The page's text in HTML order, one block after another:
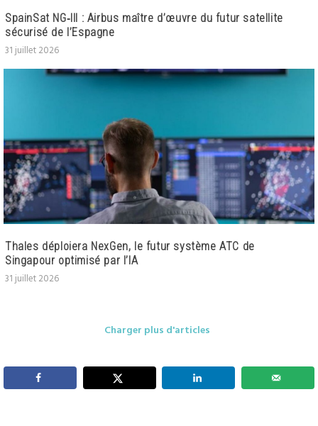
SpainSat NG‑III : Airbus maître d’œuvre du futur satellite
sécurisé de l’Espagne
31 juillet 2026
Thales déploiera NexGen, le futur système ATC de
Singapour optimisé par l’IA
31 juillet 2026
Charger plus d'articles